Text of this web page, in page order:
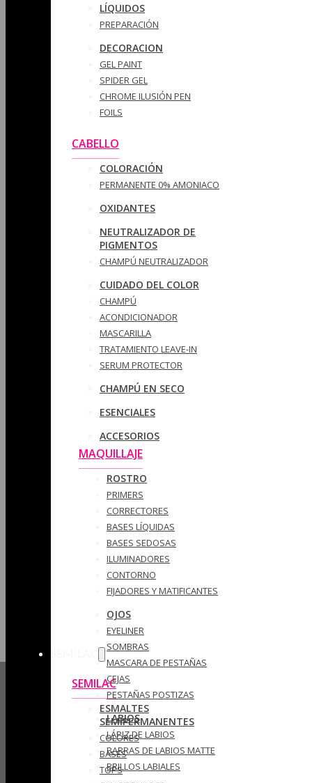
LÍQUIDOS
PREPARACIÓN
DECORACION
GEL PAINT
SPIDER GEL
CHROME ILUSIÓN PEN
FOILS
CABELLO
COLORACIÓN
PERMANENTE 0% AMONIACO
OXIDANTES
NEUTRALIZADOR DE
PIGMENTOS
CHAMPÚ NEUTRALIZADOR
CUIDADO DEL COLOR
CHAMPÚ
ACONDICIONADOR
MASCARILLA
TRATAMIENTO LEAVE-IN
SERUM PROTECTOR
CHAMPÚ EN SECO
ESENCIALES
ACCESORIOS
MAQUILLAJE
ROSTRO
PRIMERS
CORRECTORES
BASES LÍQUIDAS
BASES SEDOSAS
ILUMINADORES
CONTORNO
FIJADORES Y MATIFICANTES
OJOS
EYELINER
SOMBRAS
MASCARA DE PESTAÑAS
CEJAS
PESTAÑAS POSTIZAS
LABIOS
LÁPIZ DE LABIOS
BARRAS DE LABIOS MATTE
BRILLOS LABIALES
SEMILAC
ESMALTES
SEMIPERMANENTES
COLORES
BASES
TOPS